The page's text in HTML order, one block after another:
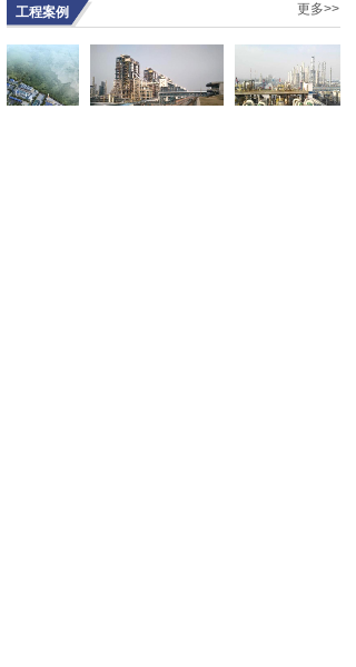
上半年工作，安排下半年工作。公司
工会委员......
更多>>
工程案例